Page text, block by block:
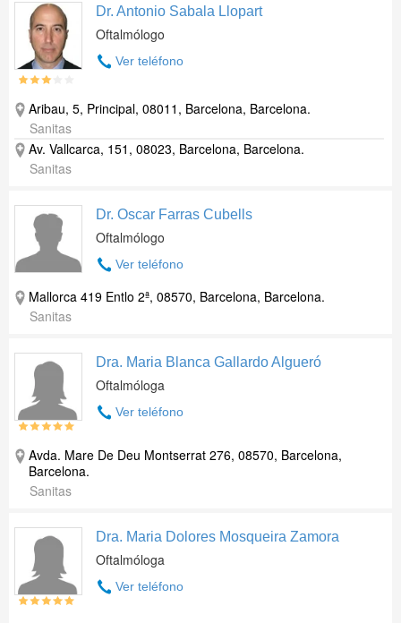
Dr. Antonio Sabala Llopart
Oftalmólogo
Ver teléfono
Aribau, 5, Principal, 08011, Barcelona, Barcelona.
Sanitas
Av. Vallcarca, 151, 08023, Barcelona, Barcelona.
Sanitas
Dr. Oscar Farras Cubells
Oftalmólogo
Ver teléfono
Mallorca 419 Entlo 2ª, 08570, Barcelona, Barcelona.
Sanitas
Dra. Maria Blanca Gallardo Algueró
Oftalmóloga
Ver teléfono
Avda. Mare De Deu Montserrat 276, 08570, Barcelona,
Barcelona.
Sanitas
Dra. Maria Dolores Mosqueira Zamora
Oftalmóloga
Ver teléfono